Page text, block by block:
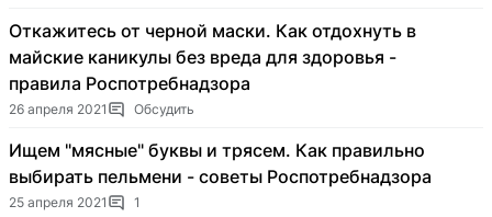
Откажитесь от черной маски. Как отдохнуть в
майские каникулы без вреда для здоровья -
правила Роспотребнадзора
26 апреля 2021 Обсудить
Ищем "мясные" буквы и трясем. Как правильно
выбирать пельмени - советы Роспотребнадзора
25 апреля 2021 1